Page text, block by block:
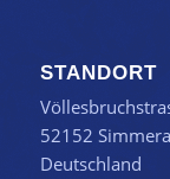
STANDORT
52152
Deutschland